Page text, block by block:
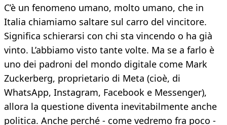
C’è un fenomeno umano, molto umano, che in
Italia chiamiamo saltare sul carro del vincitore.
Significa schierarsi con chi sta vincendo o ha già
vinto. L’abbiamo visto tante volte. Ma se a farlo è
uno dei padroni del mondo digitale come Mark
Zuckerberg, proprietario di Meta (cioè, di
WhatsApp, Instagram, Facebook e Messenger),
allora la questione diventa inevitabilmente anche
politica. Anche perché - come vedremo fra poco -